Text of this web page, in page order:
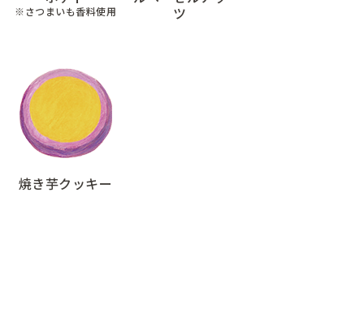
※さつまいも香料使用
ツ
焼き芋クッキー